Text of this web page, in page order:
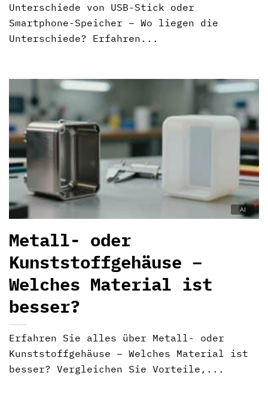
Unterschiede von USB-Stick oder
Smartphone-Speicher – Wo liegen die
Unterschiede? Erfahren...
Metall- oder
Kunststoffgehäuse –
Welches Material ist
besser?
Erfahren Sie alles über Metall- oder
Kunststoffgehäuse – Welches Material ist
besser? Vergleichen Sie Vorteile,...